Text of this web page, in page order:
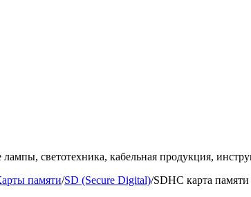
светотехника, кабельная продукция,
памяти/SD (Secure Digital)/SDHC карта